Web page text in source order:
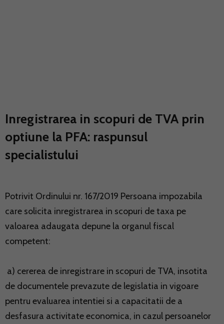
Inregistrarea in scopuri de TVA prin
optiune la PFA: raspunsul
specialistului
Potrivit Ordinului nr. 167/2019 Persoana impozabila
care solicita inregistrarea in scopuri de taxa pe
valoarea adaugata depune la organul fiscal
competent:
a) cererea de inregistrare in scopuri de TVA, insotita
de documentele prevazute de legislatia in vigoare
pentru evaluarea intentiei si a capacitatii de a
desfasura activitate economica, in cazul persoanelor